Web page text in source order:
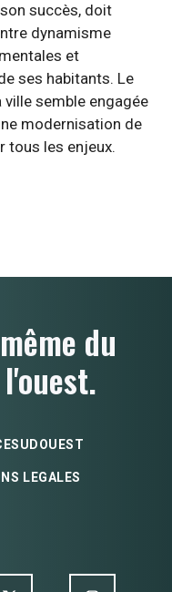
succès, doit
dynamisme
et
ses habitants. Le
ville semble engagée
modernisation de
tous les enjeux.
du
LEGALES